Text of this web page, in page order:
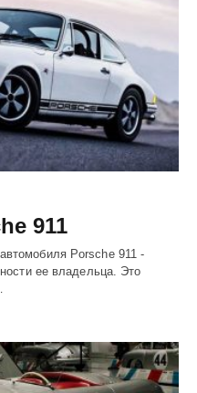
911
Porsche 911 -
ее владельца. Это